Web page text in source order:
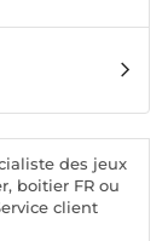
des jeux
boitier FR ou
client